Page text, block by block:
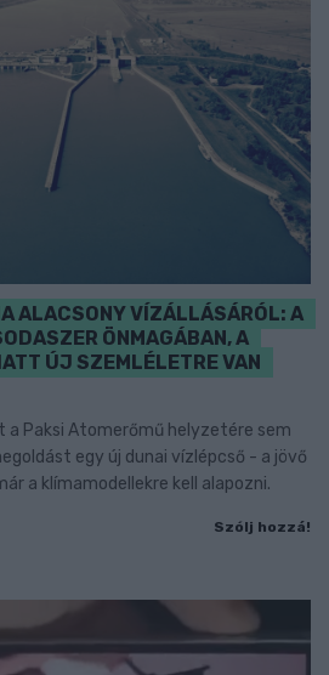
ALACSONY VÍZÁLLÁSÁRÓL: A
ÖNMAGÁBAN, A
ÚJ SZEMLÉLETRE VAN
a Paksi Atomerőmű helyzetére sem
egy új dunai vízlépcső - a jövő
a klímamodellekre kell alapozni.
Szólj hozzá!